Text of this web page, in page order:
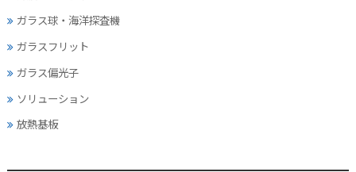
ガラス球・海洋探査機
ガラスフリット
ガラス偏光子
ソリューション
放熱基板